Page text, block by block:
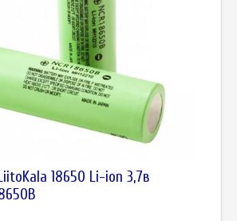
18650 Li-ion 3,7в